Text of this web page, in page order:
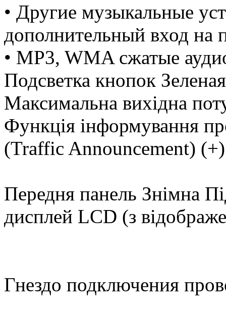
• Другие музыкальные
дополнительный вход на
• MP3, WMA сжатые
Подсветка кнопок Зеленая
Максимальна вихідна
Функція інформування
(Traffic Announcement)
Передня панель Знімна
дисплей LCD (з
Гнездо подключения